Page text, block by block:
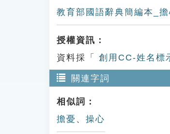
教育部國語辭典簡編本_擔
授權資訊：
資料採「
創用CC-姓名標
關連字詞
相似詞：
擔憂 、 操心